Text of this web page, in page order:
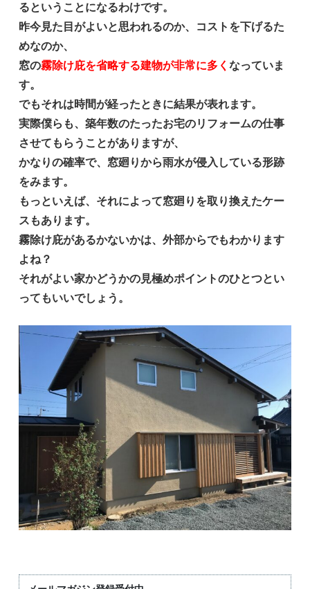
るということになるわけです。
昨今見た目がよいと思われるのか、コストを下げるた
めなのか、
窓の霧除け庇を省略する建物が非常に多く なっていま
す。
でもそれは時間が経ったときに結果が表れます。
実際僕らも、築年数のたったお宅のリフォームの仕事
させてもらうことがありますが、
かなりの確率で、窓廻りから雨水が侵入している形跡
をみます。
もっといえば、それによって窓廻りを取り換えたケー
スもあります。
霧除け庇があるかないかは、外部からでもわかります
よね？
それがよい家かどうかの見極めポイントのひとつとい
ってもいいでしょう。